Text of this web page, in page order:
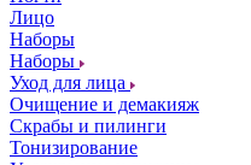
Лицо
Наборы
Наборы
Уход для лица
Очищение и демакияж
Скрабы и пилинги
Тонизирование